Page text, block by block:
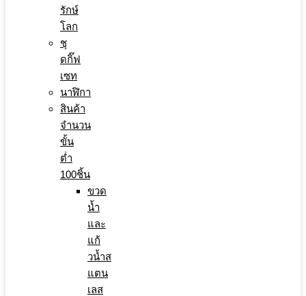
รักษ์
โลก
ชุ
ดกิ๊ฟ
เซท
นาฬิกา
สินค้า
จำนวน
ขั้น
ต่ำ
100ชิ้น
ขวด
น้ำ
และ
แก้
วน้ำส
แตน
เลส